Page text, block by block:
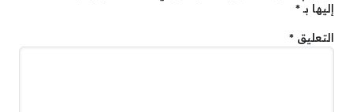
إليها بـ*
التعليق *